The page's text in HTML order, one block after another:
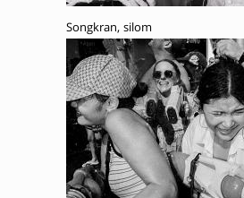
Songkran, silom